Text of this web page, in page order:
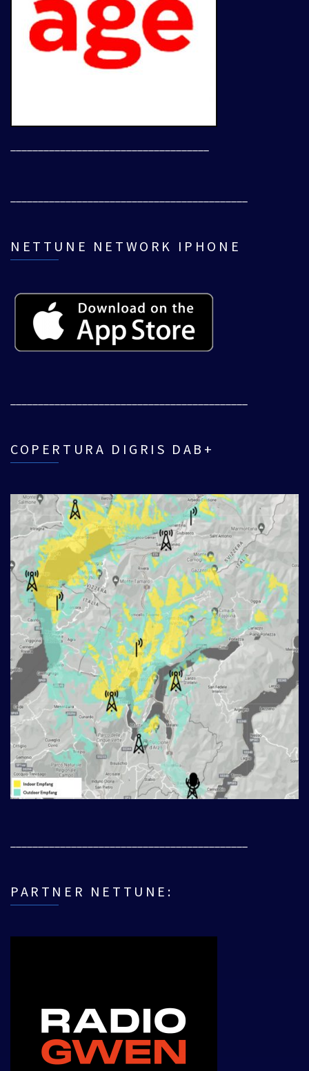
NETTUNE NETWORK IPHONE
COPERTURA DIGRIS DAB+
PARTNER NETTUNE: